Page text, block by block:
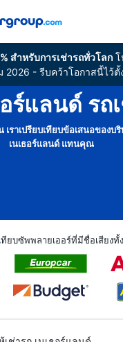
สำหรับการเช่ารถทั่วโลกโ
2026 - รีบคว้าโอกาสนี้ไว้
ร์แลนด์ รถ
เราเปรียบเทียบข้อเสนอของบ
เนเธอร์แลนด์ แทนคุณ
เทียบซัพพลายเออร์ที่มีชื่อเสียงทั้